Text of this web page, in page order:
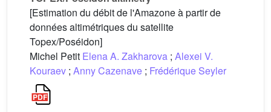
[Estimation du débit de l'Amazone à partir de
données altimétriques du satellite
Topex/Poséidon]
Michel Petit Elena A. Zakharova ; Alexei V.
Kouraev ; Anny Cazenave ; Frédérique Seyler